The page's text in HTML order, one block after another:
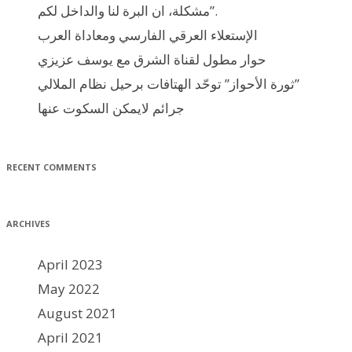
مشكلة، ان البرة لنا والداخل لكم”.
الإستعلاء العرقي الفارسي ومعاداة العرب
حوار مطول لقناة الشرق مع يوسف عزيزي
ثورة الأحواز” توحّد الهتافات برحيل نظام الملالي”
جرائم لايمكن السكوت عنها
RECENT COMMENTS
ARCHIVES
April 2023
May 2022
August 2021
April 2021